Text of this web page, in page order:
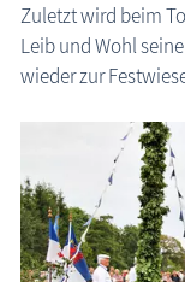
Zuletzt wird beim
Leib und Wohl
wieder zur